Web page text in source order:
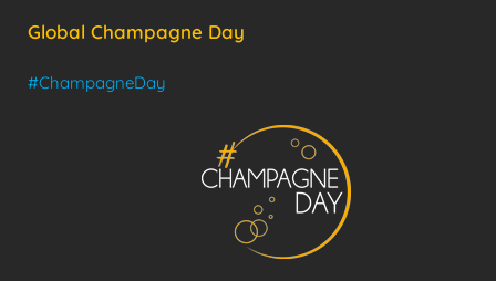
Global Champagne Day
#ChampagneDay